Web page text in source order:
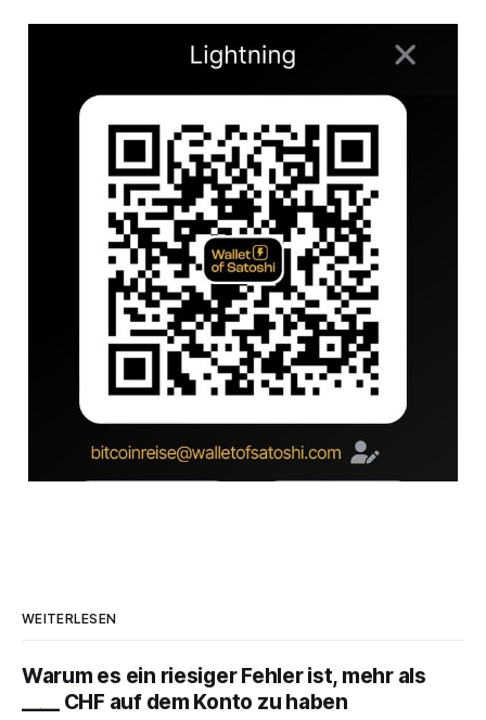
WEITERLESEN
Warum es ein riesiger Fehler ist, mehr als
____ CHF auf dem Konto zu haben